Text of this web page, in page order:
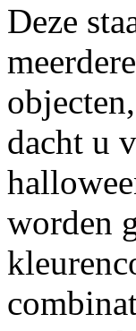
Deze
dacht u
worden